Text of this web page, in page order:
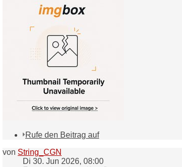
Rufe den Beitrag auf
von String_CGN
Di 30. Jun 2026, 08:00